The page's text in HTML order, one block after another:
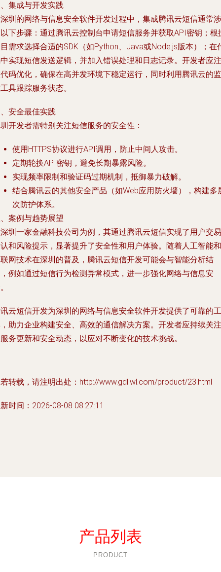
集成与开发实践
圳的网络与信息安全软件开发过程中，集成腾讯云短信通常涉
下步骤：通过腾讯云控制台申请短信服务并获取API密钥；根
需求选择合适的SDK（如Python、Java或Node.js版本）；在
实现短信发送逻辑，并加入错误处理和日志记录。开发者应注
码优化，确保在高并发环境下稳定运行，同时利用腾讯云的监
具跟踪服务状态。
安全最佳实践
开发者需特别关注短信服务的安全性：
使用HTTPS协议进行API调用，防止中间人攻击。
定期轮换API密钥，避免长期暴露风险。
实现频率限制和验证码过期机制，抵御暴力破解。
结合腾讯云的其他安全产品（如Web应用防火墙），构建多
次防护体系。
案例与趋势展望
圳一家金融科技公司为例，其通过腾讯云短信实现了用户交易
和风险提示，显著提升了安全性和用户体验。随着人工智能和
网技术在深圳的普及，腾讯云短信开发可能会与智能分析结
例如通过短信行为检测异常模式，进一步强化网络与信息安
云短信开发为深圳的网络与信息安全软件开发提供了可靠的工
助力企业构建安全、高效的通信解决方案。开发者应持续关注
务更新和安全动态，以应对不断变化的技术挑战。
转载，请注明出处：http://www.gdllwl.com/product/23.html
时间：2026-08-08 08:27:11
产品列表
PRODUCT